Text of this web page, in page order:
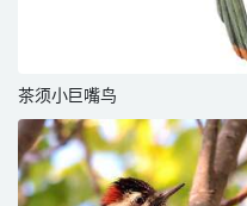
茶须小巨嘴鸟